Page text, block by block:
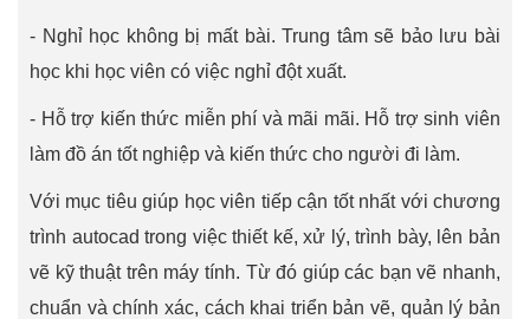
- Nghỉ học không bị mất bài. Trung tâm sẽ bảo lưu bài
học khi học viên có việc nghỉ đột xuất.
- Hỗ trợ kiến thức miễn phí và mãi mãi. Hỗ trợ sinh viên
làm đồ án tốt nghiệp và kiến thức cho người đi làm.
Với mục tiêu giúp học viên tiếp cận tốt nhất với chương
trình autocad trong việc thiết kế, xử lý, trình bày, lên bản
vẽ kỹ thuật trên máy tính. Từ đó giúp các bạn vẽ nhanh,
chuẩn và chính xác, cách khai triển bản vẽ, quản lý bản